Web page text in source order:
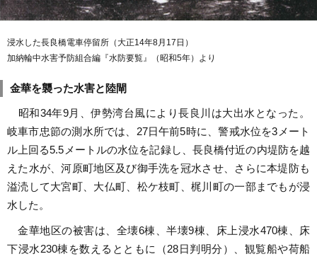
浸水した長良橋電車停留所（大正14年8月17日）
加納輪中水害予防組合編『水防要覧』（昭和5年）より
金華を襲った水害と陸閘
昭和34年9月、伊勢湾台風により長良川は大出水となった。
岐車市忠節の測水所では、27日午前5時に、警戒水位を3メート
ル上回る5.5メートルの水位を記録し、長良橋付近の内堤防を越
えた水が、河原町地区及び御手洗を冠水させ、さらに本堤防も
溢涜して大宮町、大仏町、松ケ枝町、梶川町の一部までもが浸
水した。
金華地区の被害は、全壊6棟、半壊9棟、床上浸水470棟、床
下浸水230棟を数えるとともに（28日判明分）、観覧船や荷船